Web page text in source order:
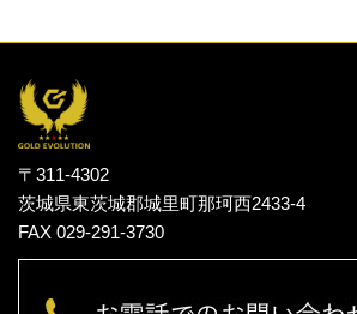
〒311-4302
茨城県東茨城郡城里町那珂西2433-4
FAX 029-291-3730